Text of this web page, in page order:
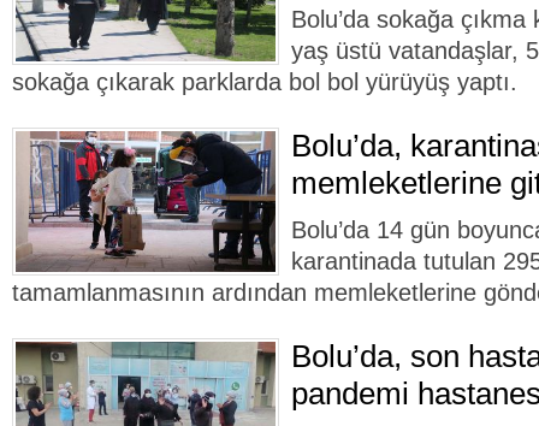
Bolu’da sokağa çıkma
yaş üstü vatandaşlar,
sokağa çıkarak parklarda bol bol yürüyüş yaptı.
Bolu’da,
memleketlerine
Bolu’da 14 gün
karantinada tutulan
tamamlanmasının ardından memleketlerine
Bolu’da, son
pandemi